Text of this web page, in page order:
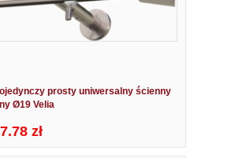
prosty uniwersalny ścienny
Ø19 Velia
zł